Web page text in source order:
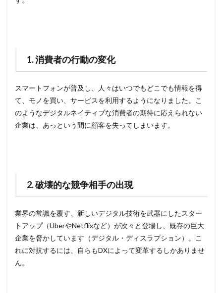
1. 消費者の行動の変化
スマートフォンが普及し、人々はいつでもどこでも情報を得
て、モノを買い、サービスを利用するようになりました。こ
のようなデジタルネイティブな消費者の期待に応えられない
企業は、あっという間に顧客を失ってしまいます。
2. 破壊的な競争相手の出現
業界の常識を覆す、新しいデジタル技術を武器にしたスター
トアップ（UberやNetflixなど）が次々と登場し、既存の巨大
企業を脅かしています（デジタル・ディスラプション）。こ
れに対抗するには、自らもDXによって変革するしかありませ
ん。